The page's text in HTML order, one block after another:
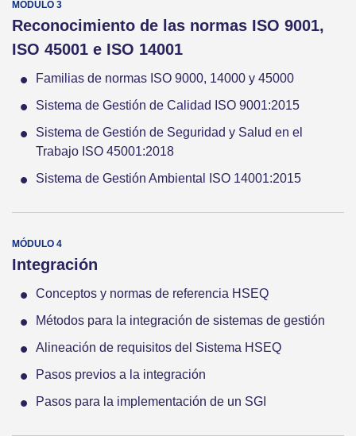
Reconocimiento de las normas ISO 9001,
ISO 45001 e ISO 14001
Familias de normas ISO 9000, 14000 y 45000
Sistema de Gestión de Calidad ISO 9001:2015
Sistema de Gestión de Seguridad y Salud en el
Trabajo ISO 45001:2018
Sistema de Gestión Ambiental ISO 14001:2015
Integración
Conceptos y normas de referencia HSEQ
Métodos para la integración de sistemas de gestión
Alineación de requisitos del Sistema HSEQ
Pasos previos a la integración
Pasos para la implementación de un SGI